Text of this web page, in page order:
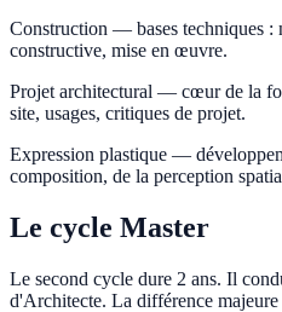
Construction — bases techniques :
constructive, mise en œuvre.
Projet architectural — cœur de la
site, usages, critiques de projet.
Expression plastique —
composition, de la perception
Le cycle Master
Le second cycle dure 2 ans. Il
d'Architecte. La différence